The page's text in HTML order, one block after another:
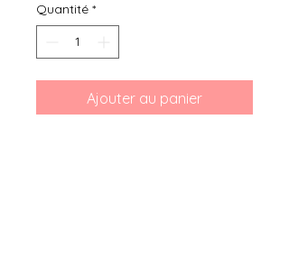
Quantité *
Ajouter au panier